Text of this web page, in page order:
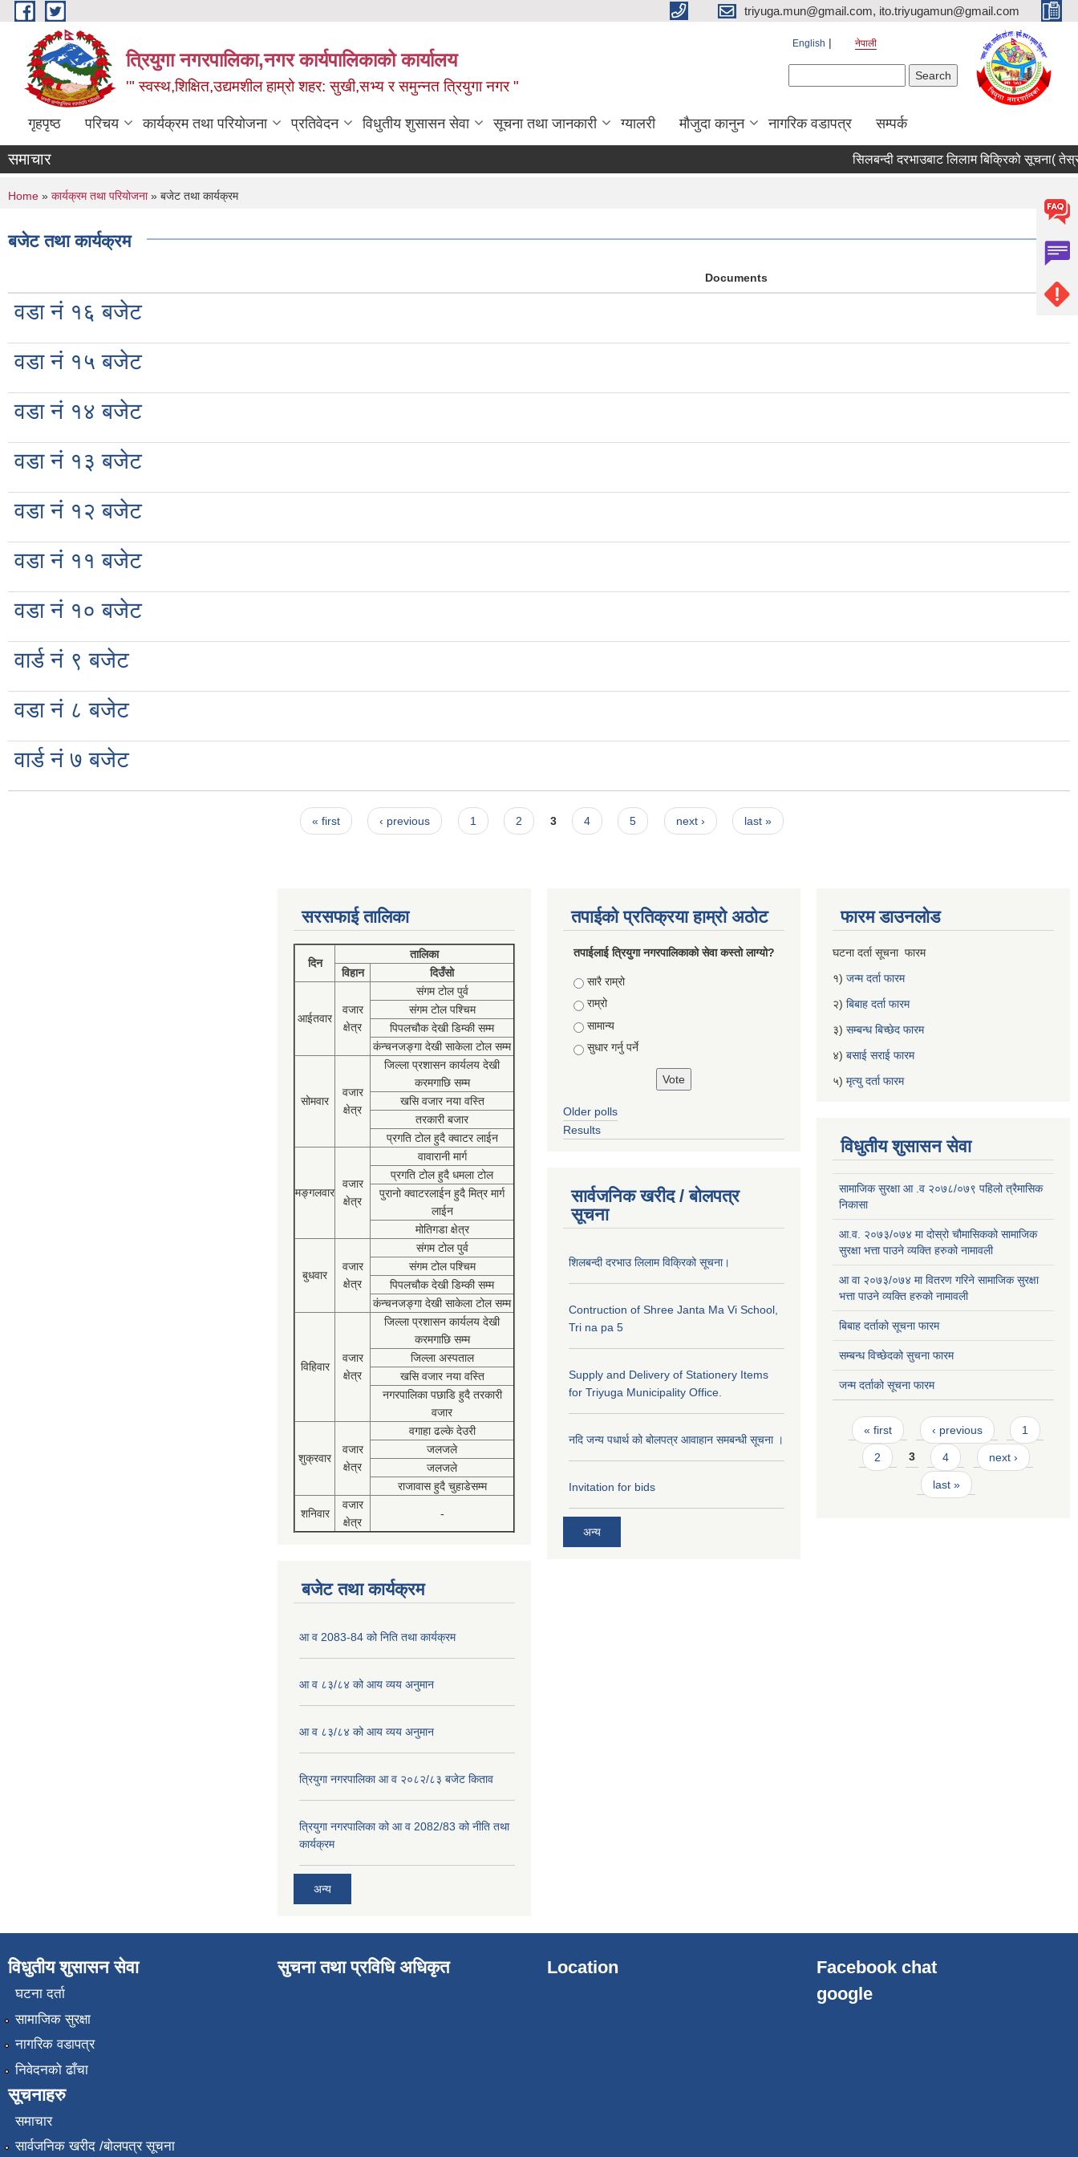
Skip to main content triyuga.mun@gmail.com, ito.triyugamun@gmail.com
त्रियुगा नगरपालिका,नगर कार्यपालिकाको कार्यालय
'" स्वस्थ,शिक्षित,उद्यमशील हाम्रो शहर: सुखी,सभ्य र समुन्नत त्रियुगा नगर "
English नेपाली
गृहपृष्ठ परिचय कार्यक्रम तथा परियोजना प्रतिवेदन विधुतीय शुसासन सेवा सूचना तथा जानकारी ग्यालरी मौजुदा कानुन नागरिक वडापत्र सम्पर्क
समाचार सिलबन्दी दरभाउबाट लिलाम बिक्रिको सूचना( तेस्रो
You are here
Home » कार्यक्रम तथा परियोजना» बजेट तथा कार्यक्रम
बजेट तथा कार्यक्रम
Documents
वडा नं १६ बजेट
वडा नं १५ बजेट
वडा नं १४ बजेट
वडा नं १३ बजेट
वडा नं १२ बजेट
वडा नं ११ बजेट
वडा नं १० बजेट
वार्ड नं ९ बजेट
वडा नं ८ बजेट
वार्ड नं ७ बजेट
« first ‹ previous 1 2 3 4 5 next › last »
सरसफाई तालिका
दिन
तालिका
विहान
दिउँसो
आईतवार
वजार
क्षेत्र
संगम टोल पुर्व
संगम टोल पश्चिम
पिपलचौक देखी डिम्की सम्म
कंन्चनजङ्गा देखी साकेला टोल सम्म
सोमवार
वजार
क्षेत्र
जिल्ला प्रशासन कार्यलय देखी
करमगाछि सम्म
खसि वजार नया वस्ति
तरकारी बजार
प्रगति टोल हुदै क्वाटर लाईन
मङ्गलवार
वजार
क्षेत्र
वावारानी मार्ग
प्रगति टोल हुदै धमला टोल
पुरानो क्वाटरलाईन हुदै मित्र मार्ग
लाईन
मोतिगडा क्षेत्र
बुधवार
वजार
क्षेत्र
संगम टोल पुर्व
संगम टोल पश्चिम
पिपलचौक देखी डिम्की सम्म
कंन्चनजङ्गा देखी साकेला टोल सम्म
विहिवार
वजार
क्षेत्र
जिल्ला प्रशासन कार्यलय देखी
करमगाछि सम्म
जिल्ला अस्पताल
खसि वजार नया वस्ति
नगरपालिका पछाडि हुदै तरकारी
वजार
शुक्रवार
वजार
क्षेत्र
वगाहा ढल्के देउरी
जलजले
जलजले
राजावास हुदै चुहाडेसम्म
शनिवार
वजार
क्षेत्र
-
बजेट तथा कार्यक्रम
आ व 2083-84 को निति तथा कार्यक्रम
आ व ८३/८४ को आय व्यय अनुमान
आ व ८३/८४ को आय व्यय अनुमान
त्रियुगा नगरपालिका आ व २०८२/८३ बजेट किताव
त्रियुगा नगरपालिका को आ व 2082/83 को नीति तथा
कार्यक्रम
अन्य
तपाईको प्रतिक्रया हाम्रो अठोट
तपाईलाई त्रियुगा नगरपालिकाको सेवा कस्तो लाग्यो?
Choices
सारै राम्रो
राम्रो
सामान्य
सुधार गर्नु पर्ने
Older polls
Results
सार्वजनिक खरीद / बोलपत्र
सूचना
शिलबन्दी दरभाउ लिलाम विक्रिको सूचना।
Contruction of Shree Janta Ma Vi School,
Tri na pa 5
Supply and Delivery of Stationery Items
for Triyuga Municipality Office.
नदि जन्य पधार्थ को बोलपत्र आवाहान समबन्धी सूचना ।
Invitation for bids
अन्य
फारम डाउनलोड
घटना दर्ता सूचना फारम
१) जन्म दर्ता फारम
२) बिबाह दर्ता फारम
३) सम्बन्ध बिच्छेद फारम
४) बसाई सराई फारम
५) मृत्यु दर्ता फारम
विधुतीय शुसासन सेवा
सामाजिक सुरक्षा आ .व २०७८/०७९ पहिलो त्रैमासिक
निकासा
आ.व. २०७३/०७४ मा दोस्रो चौमासिकको सामाजिक
सुरक्षा भत्ता पाउने व्यक्ति हरुको नामावली
आ वा २०७३/०७४ मा वितरण गरिने सामाजिक सुरक्षा
भत्ता पाउने व्यक्ति हरुको नामावली
बिबाह दर्ताको सूचना फारम
सम्बन्ध विच्छेदको सुचना फारम
जन्म दर्ताको सूचना फारम
Pages
« first ‹ previous 1
2 3 4 next ›
last »
विधुतीय शुसासन सेवा
घटना दर्ता
सामाजिक सुरक्षा
नागरिक वडापत्र
निवेदनको ढाँचा
सूचनाहरु
समाचार
सार्वजनिक खरीद /बोलपत्र सूचना
सुचना तथा प्रविधि अधिकृत Location
Facebook chat
google